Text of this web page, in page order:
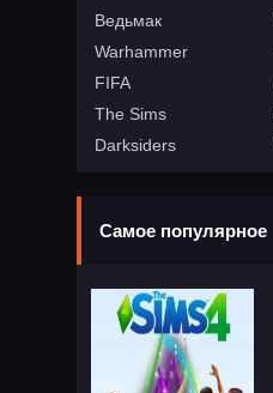
Ведьмак
Warhammer
FIFA
The Sims
Darksiders
Самое популярное